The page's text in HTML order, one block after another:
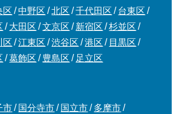
区 中野区 北区 千代田区
台東区
大田区 文京区 新宿区
杉並区
区 江東区 渋谷区 港区
目黒区
葛飾区 豊島区 足立区
市 国分寺市 国立市
多摩市